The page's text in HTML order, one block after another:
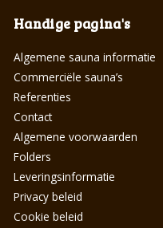
Handige pagina's
Algemene sauna informatie
Commerciële sauna’s
Referenties
Contact
Algemene voorwaarden
Folders
Leveringsinformatie
Privacy beleid
Cookie beleid